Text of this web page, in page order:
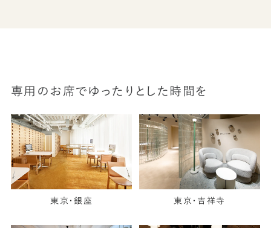
専用のお席でゆったりとした時間を
東京・銀座 東京・吉祥寺